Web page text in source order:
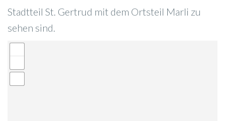
Stadtteil St. Gertrud mit dem Ortsteil Marli zu
sehen sind.